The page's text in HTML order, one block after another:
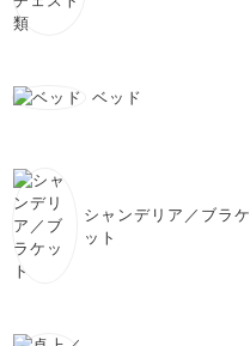
ベッド
シャンデリア／ブラケ
ット